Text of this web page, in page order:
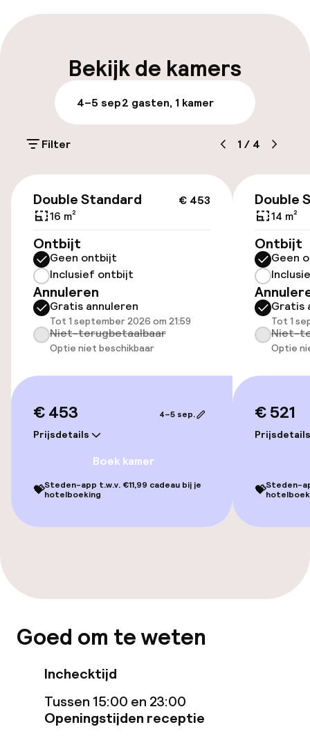
Meertalige medewerkers
Parkeren & mobiliteit
Openbaar parkeren
Toegankelijkheid
Overal rolstoeltoegankelijk
Lift
Entertainment
Gratis wifi
Eet- en drinkgelegenheden
Bar
Eet- en drinkdiensten
Babysitservice
Schoonmaakvoorzieningen
Wasservice
Zakelijke faciliteiten
Bekijk de kamers
4–5 sep2 gasten, 1 kamer
Filter 1 / 4
€ 453
Double Standard
16 m²
Ontbijt
Geen ontbijt
Inclusief ontbijt
Annuleren
Gratis annuleren
Tot 1 september 2026 om 21:59
Niet-terugbetaalbaar
Optie niet beschikbaar
€ 453
Prijsdetails
4–5 sep.
Boek kamer
💝Steden-app t.w.v. €11,99 cadeau bij je
hotelboeking
Double
14 m²
Ontbijt
Geen
Gratis
Tot 1
Niet-
Optie
€ 521
Prijsdetails
💝Steden-
Goed om te weten
Inchecktijd
Tussen 15:00 en 23:00
Openingstijden receptie